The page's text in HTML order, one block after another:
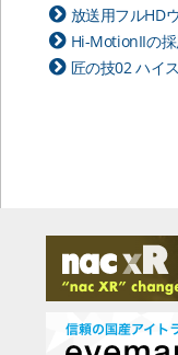
放送用フルHD
Hi-MotionIIの
匠の技02 ハイ